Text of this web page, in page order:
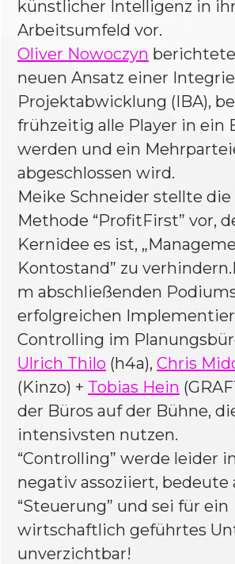
künstlicher Intelligenz in
Arbeitsumfeld vor.
Oliver Nowoczyn
neuen Ansatz einer
Projektabwicklung (IBA),
frühzeitig alle Player in ein
werden und ein
abgeschlossen wird.
Meike Schneider stellte die
Methode “ProfitFirst” vor,
Kernidee es ist,
Kontostand” zu verhindern.I
m abschließenden
erfolgreichen
Controlling im
Ulrich Thilo (h4a), Chris
(Kinzo) + Tobias Hein
der Büros auf der Bühne,
intensivsten nutzen.
“Controlling” werde leider
negativ assoziiert, bedeute
“Steuerung” und sei für ein
wirtschaftlich geführtes
unverzichtbar!